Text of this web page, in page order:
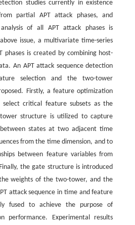
studies currently in existence
partial APT attack phases, and
of all APT attack phases is
issue, a multivariate time-series
phases is created by combining host-
An APT attack sequence detection
selection and the two-tower
Firstly, a feature optimization
critical feature subsets as the
structure is utilized to capture
states at two adjacent time
from the time dimension, and to
between feature variables from
the gate structure is introduced
weights of the two-tower, and the
attack sequence in time and feature
fused to achieve the purpose of
performance. Experimental results